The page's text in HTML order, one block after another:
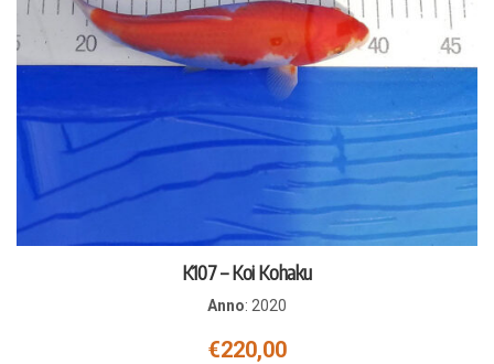
K107 – Koi Kohaku
Anno: 2020
€220,00